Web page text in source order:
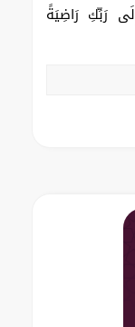
رَبِّكِ رَاضِيَةً